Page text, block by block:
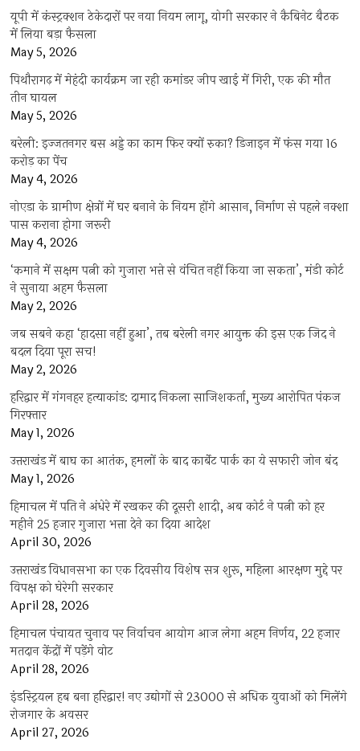
यूपी में कंस्ट्रक्शन ठेकेदारों पर नया नियम लागू, योगी सरकार ने कैबिनेट बैठक
में लिया बड़ा फैसला
May 5, 2026
पिथौरागढ़ में मेहंदी कार्यक्रम जा रही कमांडर जीप खाई में गिरी, एक की मौत
तीन घायल
May 5, 2026
बरेली: इज्जतनगर बस अड्डे का काम फिर क्यों रुका? डिजाइन में फंस गया 16
करोड़ का पेंच
May 4, 2026
नोएडा के ग्रामीण क्षेत्रों में घर बनाने के नियम होंगे आसान, निर्माण से पहले नक्शा
पास कराना होगा जरूरी
May 4, 2026
‘कमाने में सक्षम पत्नी को गुजारा भत्ते से वंचित नहीं किया जा सकता’, मंडी कोर्ट
ने सुनाया अहम फैसला
May 2, 2026
जब सबने कहा ‘हादसा नहीं हुआ’, तब बरेली नगर आयुक्त की इस एक जिद ने
बदल दिया पूरा सच!
May 2, 2026
हरिद्वार में गंगनहर हत्याकांड: दामाद निकला साजिशकर्ता, मुख्य आरोपित पंकज
गिरफ्तार
May 1, 2026
उत्तराखंड में बाघ का आतंक, हमलों के बाद कार्बेट पार्क का ये सफारी जोन बंद
May 1, 2026
हिमाचल में पति ने अंधेरे में रखकर की दूसरी शादी, अब कोर्ट ने पत्नी को हर
महीने 25 हजार गुजारा भत्ता देने का दिया आदेश
April 30, 2026
उत्तराखंड विधानसभा का एक दिवसीय विशेष सत्र शुरू, महिला आरक्षण मुद्दे पर
विपक्ष को घेरेगी सरकार
April 28, 2026
हिमाचल पंचायत चुनाव पर निर्वाचन आयोग आज लेगा अहम निर्णय, 22 हजार
मतदान केंद्रों में पड़ेंगे वोट
April 28, 2026
इंडस्ट्रियल हब बना हरिद्वार! नए उद्योगों से 23000 से अधिक युवाओं को मिलेंगे
रोजगार के अवसर
April 27, 2026